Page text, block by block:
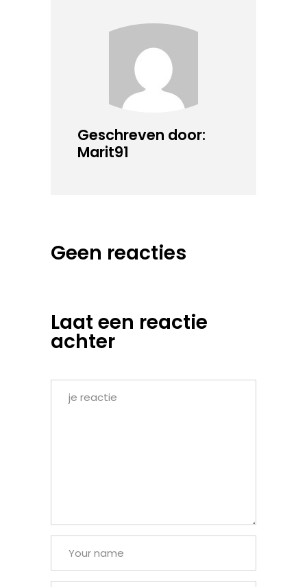
Geschreven door:
Marit91
Geen reacties
Laat een reactie
achter